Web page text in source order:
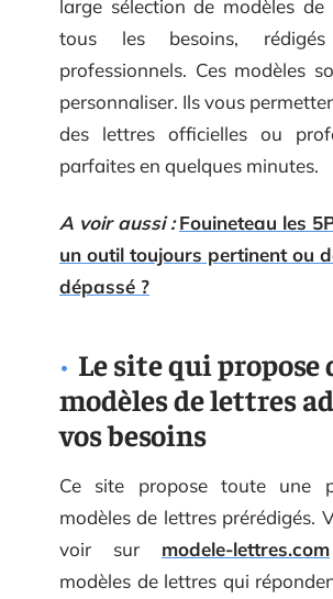
large sélection de modèles
tous les besoins,
professionnels. Ces modèles
personnaliser. Ils vous
des lettres officielles ou
parfaites en quelques minutes.
A voir aussi : Fouineteau les
un outil toujours pertinent ou
dépassé ?
Le site qui propose
modèles de lettres
vos besoins
Ce site propose toute une
modèles de lettres prérédigés.
voir sur modele-lettres.com
modèles de lettres qui